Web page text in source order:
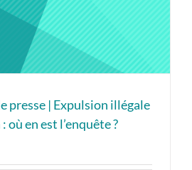
presse | Expulsion illégale
où en est l’enquête ?